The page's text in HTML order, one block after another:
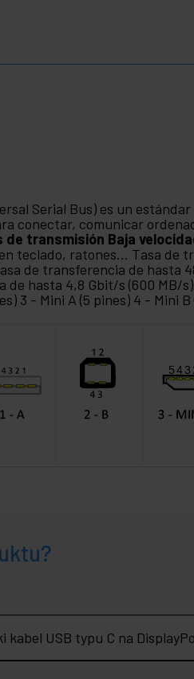
Serial Bus) es un
conectar, comunicar
de transmisión Baja
teclado, ratones... Tasa de
de transferencia de hasta
de hasta 4,8 Gbit/s (600 MB/
3 - Mini A (5 pines) 4 - Mini
USB typu C na